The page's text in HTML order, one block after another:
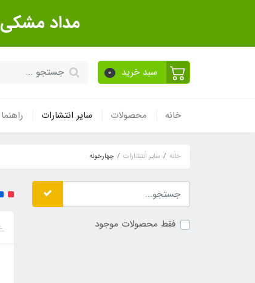
مداد مشکی Sanford Made In USA بسته 12 عددی
سبد خرید 0
خانه محصولات سایر انتشارات راهنما
خانه سایر انتشارات چهارخونه
فقط محصولات موجود